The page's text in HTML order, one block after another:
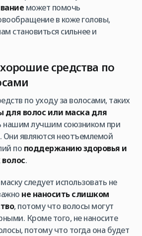
может помочь
в коже головы,
становиться сильнее и
средства по
по уходу за волосами, таких
для волос или маска для
нашим лучшим союзником при
Они являются неотъемлемой
по поддержанию здоровья и
.
следует использовать не
не наносить слишком
, потому что волосы могут
Кроме того, не наносите
потому что тогда она будет